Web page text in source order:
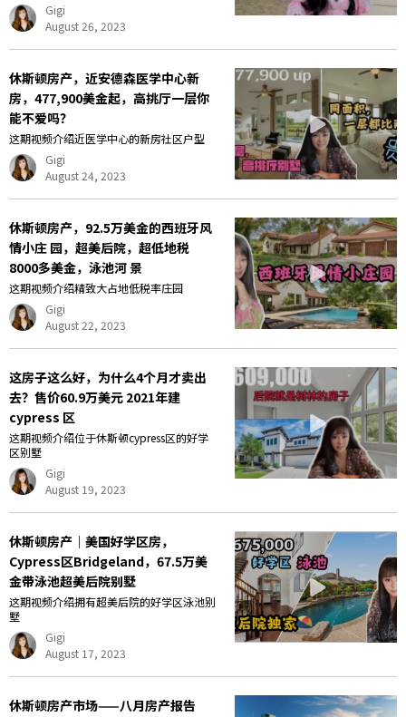
Gigi
August 26, 2023
休斯顿房产，近安德森医学中心新
房，477,900美金起，高挑厅一层你
能不爱吗？
这期视频介绍近医学中心的新房社区户型
Gigi
August 24, 2023
休斯顿房产，92.5万美金的西班牙风
情小庄 园，超美后院，超低地税
8000多美金，泳池河 景
这期视频介绍精致大占地低税率庄园
Gigi
August 22, 2023
这房子这么好，为什么4个月才卖出
去？售价60.9万美元 2021年建
cypress 区
这期视频介绍位于休斯顿cypress区的好学
区别墅
Gigi
August 19, 2023
休斯顿房产｜美国好学区房，
Cypress区Bridgeland，67.5万美
金带泳池超美后院别墅
这期视频介绍拥有超美后院的好学区泳池别
墅
Gigi
August 17, 2023
休斯顿房产市场——八月房产报告